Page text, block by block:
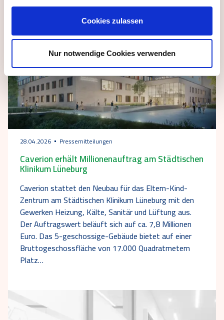
Cookies zulassen
Nur notwendige Cookies verwenden
28.04.2026 Pressemitteilungen
Caverion erhält Millionenauftrag am Städtischen
Klinikum Lüneburg
Caverion stattet den Neubau für das Eltern-Kind-
Zentrum am Städtischen Klinikum Lüneburg mit den
Gewerken Heizung, Kälte, Sanitär und Lüftung aus.
Der Auftragswert beläuft sich auf ca. 7,8 Millionen
Euro. Das 5-geschossige-Gebäude bietet auf einer
Bruttogeschossfläche von 17.000 Quadratmetern
Platz…